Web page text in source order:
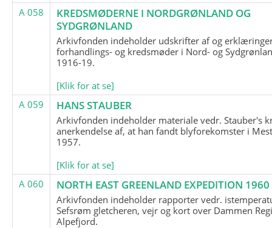
A 058
KREDSMØDERNE I NORDGRØNLAND OG
SYDGRØNLAND
Arkivfonden indeholder udskrifter af og
forhandlings- og kredsmøder i Nord- og
1916-19.
[Klik for at se]
A 059
HANS STAUBER
Arkivfonden indeholder materiale vedr. Stauber's
anerkendelse af, at han fandt blyforekomster i
1957.
[Klik for at se]
A 060
NORTH EAST GREENLAND EXPEDITION 1960
Arkivfonden indeholder rapporter vedr.
Sefsrøm gletcheren, vejr og kort over Dammen
Alpefjord.